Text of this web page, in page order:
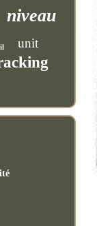
niveau
unit